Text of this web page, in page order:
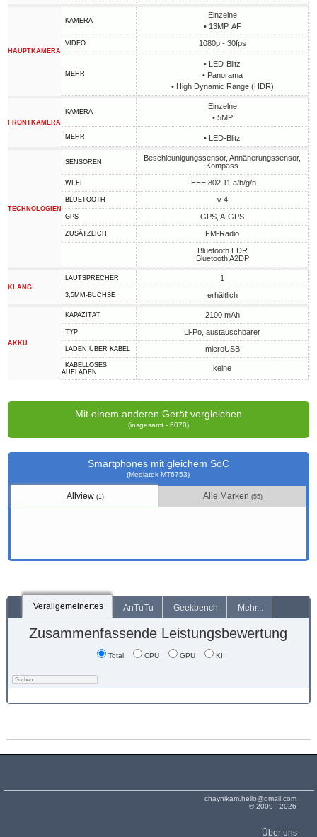
HAUPTKAMERA
KAMERA
Einzelne
• 13MP, AF
VIDEO 1080p - 30fps
MEHR
• LED-Blitz
• Panorama
• High Dynamic Range (HDR)
FRONTKAMERA
KAMERA
Einzelne
• 5MP
MEHR • LED-Blitz
TECHNOLOGIEN
SENSOREN
Beschleunigungssensor, Annäherungssensor,
Kompass
WI-FI IEEE 802.11 a/b/g/n
BLUETOOTH v 4
GPS GPS, A-GPS
ZUSÄTZLICH
FM-Radio
Bluetooth EDR
Bluetooth A2DP
KLANG
LAUTSPRECHER 1
3,5MM-BUCHSE erhältlich
AKKU
KAPAZITÄT 2100 mAh
TYP Li-Po, austauschbarer
LADEN ÜBER KABEL microUSB
KABELLOSES
AUFLADEN
keine
Mit einem anderen Gerät vergleichen
(insgesamt - 6070)
Smartphones mit gleichem SoC
(Mediatek MT6753)
Allview (1) Alle Marken (55)
Verallgemeinertes AnTuTu Geekbench Mehr...
Zusammenfassende Leistungsbewertung
Total CPU GPU KI
chaynikam.hello@gmail.com
© 2009 - 2026
Über uns